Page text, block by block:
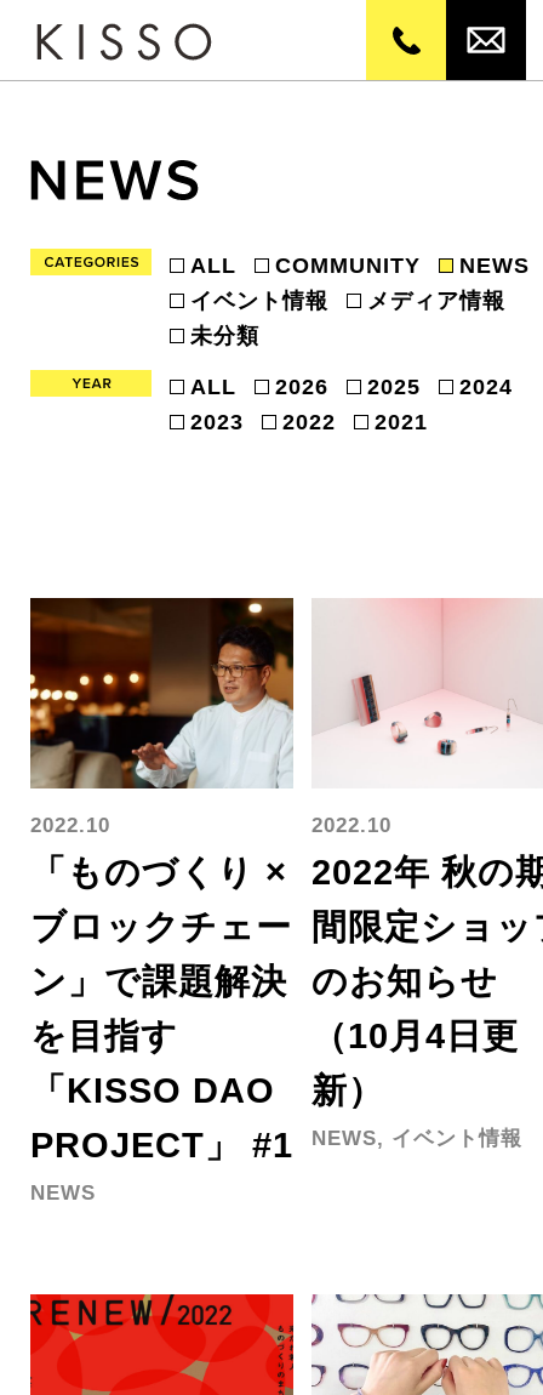
ALL COMMUNITY
NEWS
イベント情報
メディア情報
未分類
ALL 2026 2025
2024
2023
2022 2021
2022.10
「ものづくり ×
ブロックチェー
ン」で課題解決
を目指す
「KISSO DAO
PROJECT」 #1
NEWS
2022.10
2022年 秋の
間限定ショッ
のお知らせ
（10月4日更
新）
NEWS, イベント情報